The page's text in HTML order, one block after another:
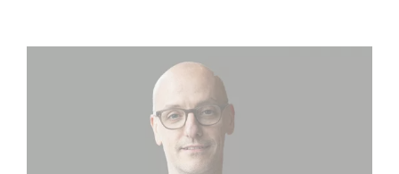
Gaumont USA adquiere OPUS, una investigación sobre
la caída de Banco Popular